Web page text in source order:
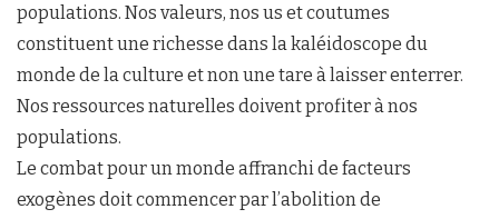
populations. Nos valeurs, nos us et coutumes
constituent une richesse dans la kaléidoscope du
monde de la culture et non une tare à laisser enterrer.
Nos ressources naturelles doivent profiter à nos
populations.
Le combat pour un monde affranchi de facteurs
exogènes doit commencer par l’abolition de